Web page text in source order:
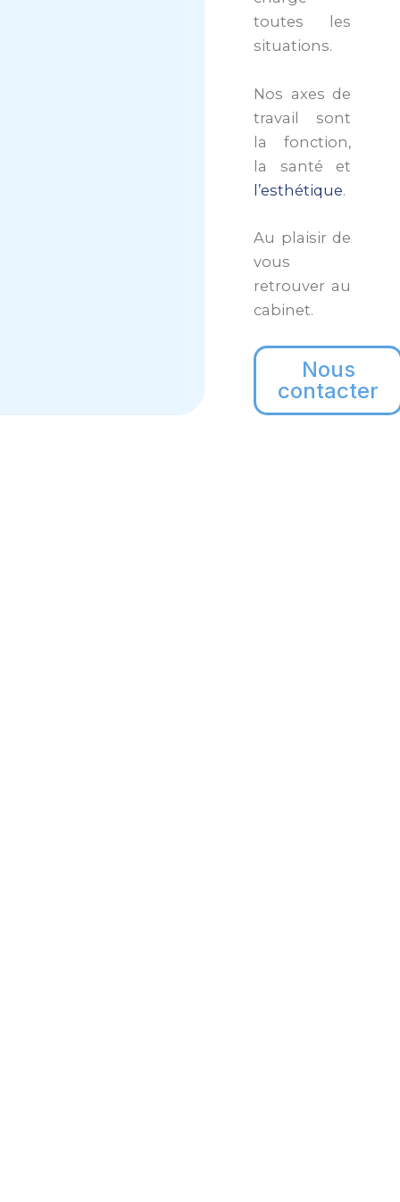
toutes les
situations.
Nos axes de
travail sont
la fonction,
la santé et
l’esthétique.
Au plaisir de
vous
retrouver au
cabinet.
Nous
contacter